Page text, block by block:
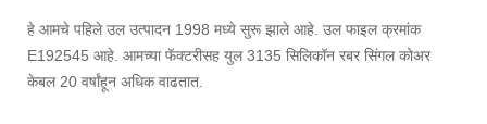
हे आमचे पहिले उल उत्पादन 1998 मध्ये सुरू झाले आहे. उल फाइल क्रमांक
E192545 आहे. आमच्या फॅक्टरीसह युल 3135 सिलिकॉन रबर सिंगल कोअर
केबल 20 वर्षांहून अधिक वाढतात.